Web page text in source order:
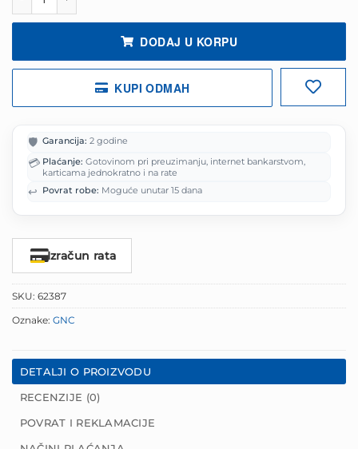
DODAJ U KORPU
KUPI ODMAH
🛡️ Garancija: 2 godine
💳 Plaćanje: Gotovinom pri preuzimanju, internet bankarstvom,
karticama jednokratno i na rate
↩️ Povrat robe: Moguće unutar 15 dana
Izračun rata
SKU: 62387
Oznake: GNC
DETALJI O PROIZVODU
RECENZIJE (0)
POVRAT I REKLAMACIJE